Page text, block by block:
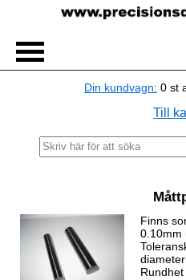
Din kundvagn: 0 st
Till
Finns
0.10mm
Rundhet